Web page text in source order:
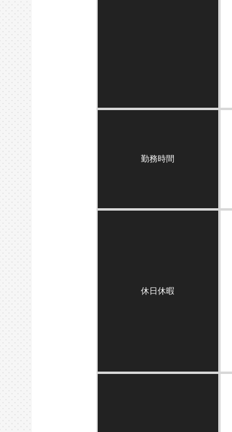
勤務時間
休日休暇